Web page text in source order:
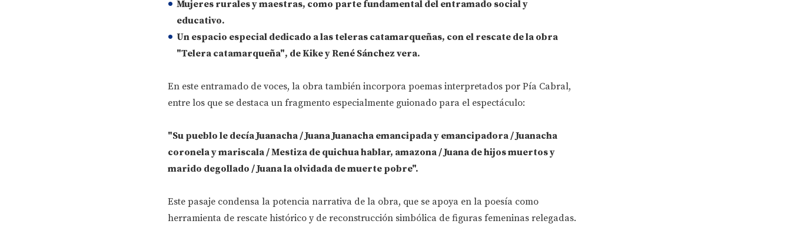
Mujeres rurales y maestras, como parte fundamental del entramado social y
educativo.
Un espacio especial dedicado a las teleras catamarqueñas, con el rescate de la obra
"Telera catamarqueña", deKike y René Sánchez vera.
En este entramado de voces, la obra también incorpora poemas interpretados por Pía Cabral,
entre los que se destaca un fragmento especialmente guionado para el espectáculo:
"Su pueblo le decía Juanacha / Juana Juanacha emancipada y emancipadora / Juanacha
coronela y mariscala / Mestiza de quichua hablar, amazona / Juana de hijos muertos y
marido degollado / Juana la olvidada de muerte pobre".
Este pasaje condensa la potencia narrativa de la obra, que se apoya en la poesía como
herramienta de rescate histórico y de reconstrucción simbólica de figuras femeninas relegadas.